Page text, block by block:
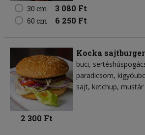
30 cm 3 080 Ft
60 cm 6 250 Ft
Kocka sajtburger
buci
paradicsom
sajt ketchup mustár
2 300 Ft